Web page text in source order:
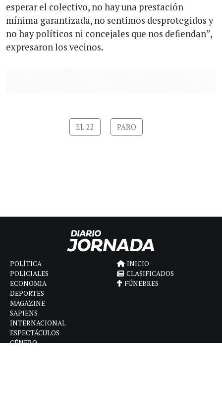
esperar el colectivo, no hay una prestación
mínima garantizada, no sentimos desprotegidos y
no hay políticos ni concejales que nos defiendan”,
expresaron los vecinos.
EL 22 PARO
POLÍTICA
POLICIALES
ECONOMIA
DEPORTES
MAGAZINE
SAPIENS
INTERNACIONAL
ESPECTÁCULOS
GÉNERO
INICIO
CLASIFICADOS
FÚNEBRES